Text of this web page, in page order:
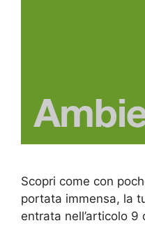
Scopri come con
portata immensa, la
entrata nell’articolo